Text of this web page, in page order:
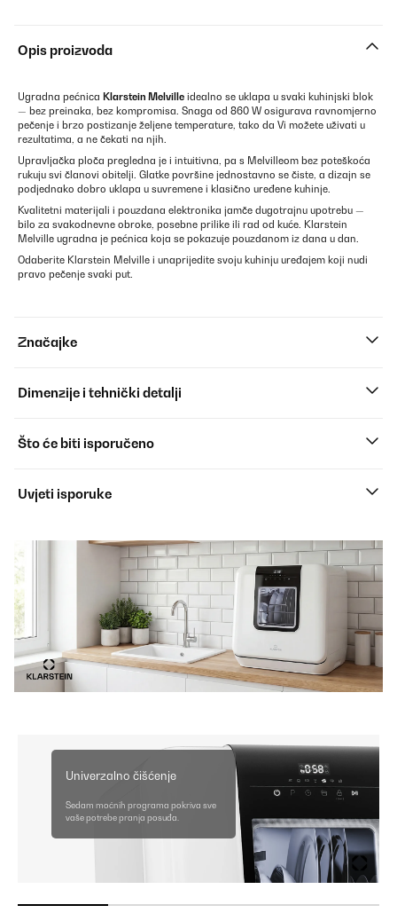
Opis proizvoda
Ugradna pećnica Klarstein Melville idealno se uklapa u svaki kuhinjski blok
— bez preinaka, bez kompromisa. Snaga od 860 W osigurava ravnomjerno
pečenje i brzo postizanje željene temperature, tako da Vi možete uživati u
rezultatima, a ne čekati na njih.
Upravljačka ploča pregledna je i intuitivna, pa s Melvilleom bez poteškoća
rukuju svi članovi obitelji. Glatke površine jednostavno se čiste, a dizajn se
podjednako dobro uklapa u suvremene i klasično uređene kuhinje.
Kvalitetni materijali i pouzdana elektronika jamče dugotrajnu upotrebu —
bilo za svakodnevne obroke, posebne prilike ili rad od kuće. Klarstein
Melville ugradna je pećnica koja se pokazuje pouzdanom iz dana u dan.
Odaberite Klarstein Melville i unaprijedite svoju kuhinju uređajem koji nudi
pravo pečenje svaki put.
Značajke
Dimenzije i tehnički detalji
Što će biti isporučeno
Uvjeti isporuke
Univerzalno čišćenje
Sedam moćnih programa pokriva sve
vaše potrebe pranja posuđa.